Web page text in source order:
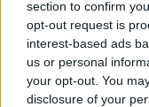
section to confirm
opt-out request is
interest-based ads
us or personal
your opt-out. You
disclosure of your
ΕΓΓΡΑΦΗ ΣΤΟ